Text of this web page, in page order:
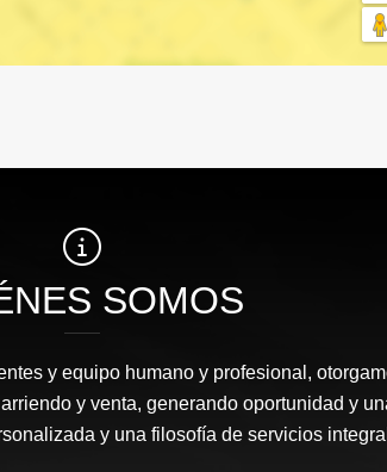
SOMOS
y equipo humano y profesional,
y venta, generando oportunidad y
y una filosofía de servicios